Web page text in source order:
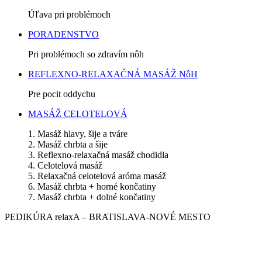
Úľava pri problémoch
PORADENSTVO
Pri problémoch so zdravím nôh
REFLEXNO-RELAXAČNÁ MASÁŽ NôH
Pre pocit oddychu
MASÁŽ CELOTELOVÁ
1. Masáž hlavy, šije a tváre
2. Masáž chrbta a šije
3. Reflexno-relaxačná masáž chodidla
4. Celotelová masáž
5. Relaxačná celotelová aróma masáž
6. Masáž chrbta + horné končatiny
7. Masáž chrbta + dolné končatiny
PEDIKÚRA relaxA – BRATISLAVA-NOVÉ MESTO